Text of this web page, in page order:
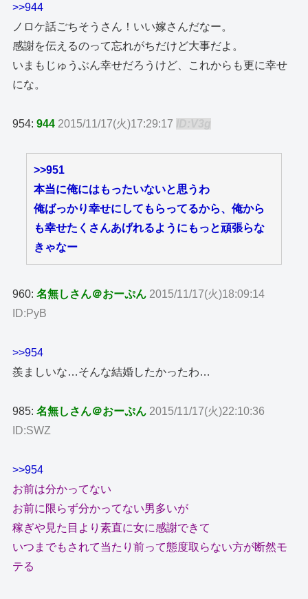
>>944
ノロケ話ごちそうさん！いい嫁さんだなー。
感謝を伝えるのって忘れがちだけど大事だよ。
いまもじゅうぶん幸せだろうけど、これからも更に幸せ
にな。
954:944 2015/11/17(火)17:29:17
>>951
本当に俺にはもったいないと思うわ
俺ばっかり幸せにしてもらってるから、俺から
も幸せたくさんあげれるようにもっと頑張らな
きゃなー
960:名無しさん＠おーぷん 2015/11/17(火)18:09:14
ID:PyB
>>954
羨ましいな…そんな結婚したかったわ…
985:名無しさん＠おーぷん 2015/11/17(火)22:10:36
ID:SWZ
>>954
お前は分かってない
お前に限らず分かってない男多いが
稼ぎや見た目より素直に女に感謝できて
いつまでもされて当たり前って態度取らない方が断然モ
テる